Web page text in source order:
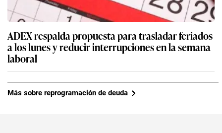
ADEX respalda propuesta para trasladar feriados
a los lunes y reducir interrupciones en la semana
laboral
Más sobre reprogramación de deuda